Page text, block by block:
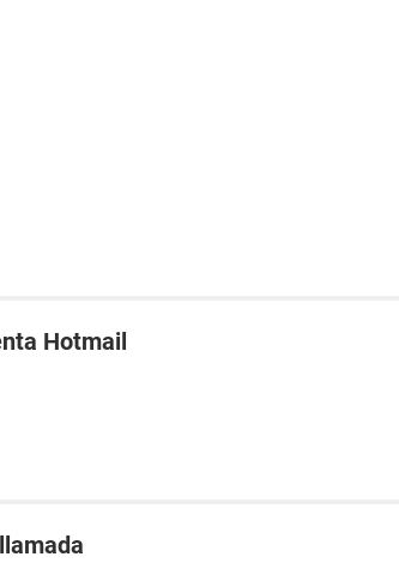
Hotmail